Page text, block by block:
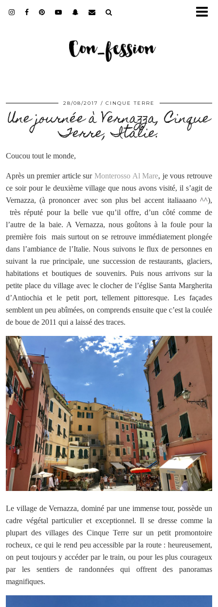
28/08/2017 CINQUE TERRE
Une journée à Vernazza, Cinque
Terre, Italie.
Coucou tout le monde,
Après un premier article sur Monterosso Al Mare, je vous retrouve
ce soir pour le deuxième village que nous avons visité, il s’agit de
Vernazza, (à prononcer avec son plus bel accent italiaaano ^^),
très réputé pour la belle vue qu’il offre, d’un côté comme de
l’autre de la baie. A Vernazza, nous goûtons à la foule pour la
première fois mais surtout on se retrouve immédiatement plongée
dans l’ambiance de l’Italie. Nous suivons le flux de personnes en
suivant la rue principale, une succession de restaurants, glaciers,
habitations et boutiques de souvenirs. Puis nous arrivons sur la
petite place du village avec le clocher de l’église Santa Margherita
d’Antiochia et le petit port, tellement pittoresque. Les façades
semblent un peu abîmées, on comprends ensuite que c’est la coulée
de boue de 2011 qui a laissé des traces.
Le village de Vernazza, dominé par une immense tour, possède un
cadre végétal particulier et exceptionnel. Il se dresse comme la
plupart des villages des Cinque Terre sur un petit promontoire
rocheux, ce qui le rend peu accessible par la route : heureusement,
on peut toujours y accéder par le train, ou pour les plus courageux
par les sentiers de randonnées qui offrent des panoramas
magnifiques.